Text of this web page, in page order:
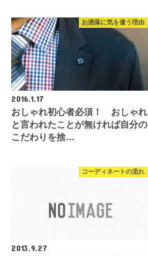
お洒落に気を遣う理由
2016.1.17
おしゃれ初心者必須！ おしゃれ
と言われたことが無ければ自分の
こだわりを捨…
コーディネートの流れ
2013.9.27